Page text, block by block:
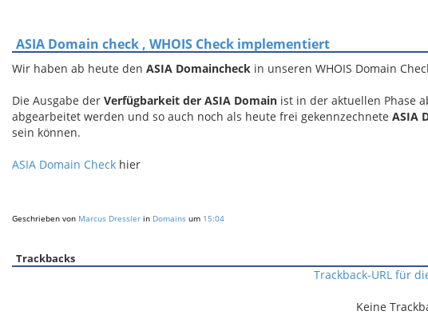
ASIA Domain check , WHOIS Check implementiert
Wir haben ab heute den ASIA Domaincheck in unseren WHOIS Domain
Die Ausgabe der Verfügbarkeit der ASIA Domain ist in der aktuellen Phase
abgearbeitet werden und so auch noch als heute frei gekennzechnete ASIA
sein können.
ASIA Domain Check hier
Geschrieben von Marcus Dressler in Domains um 15:04
Trackbacks
Trackback-URL für
Keine